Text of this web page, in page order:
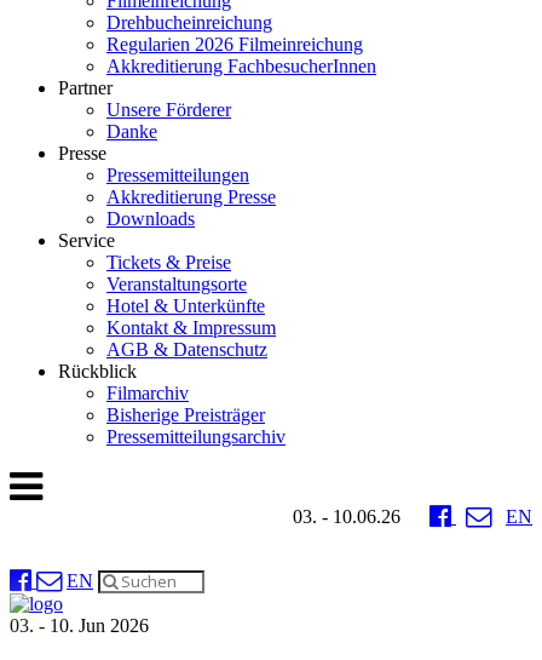
Drehbucheinreichung
Regularien 2026 Filmeinreichung
Akkreditierung FachbesucherInnen
Partner
Unsere Förderer
Danke
Presse
Pressemitteilungen
Akkreditierung Presse
Downloads
Service
Tickets & Preise
Veranstaltungsorte
Hotel & Unterkünfte
Kontakt & Impressum
AGB & Datenschutz
Rückblick
Filmarchiv
Bisherige Preisträger
Pressemitteilungsarchiv
03. - 10.06.26 EN
EN
03. - 10. Jun 2026